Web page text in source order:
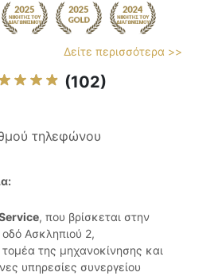
Δείτε περισσότερα >>
(102)
τηλεφώνου
, που βρίσκεται στην
οδό Ασκληπιού 2,
τομέα της μηχανοκίνησης και
υπηρεσίες συνεργείου